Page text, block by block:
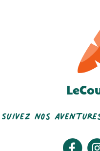
Suivez nos